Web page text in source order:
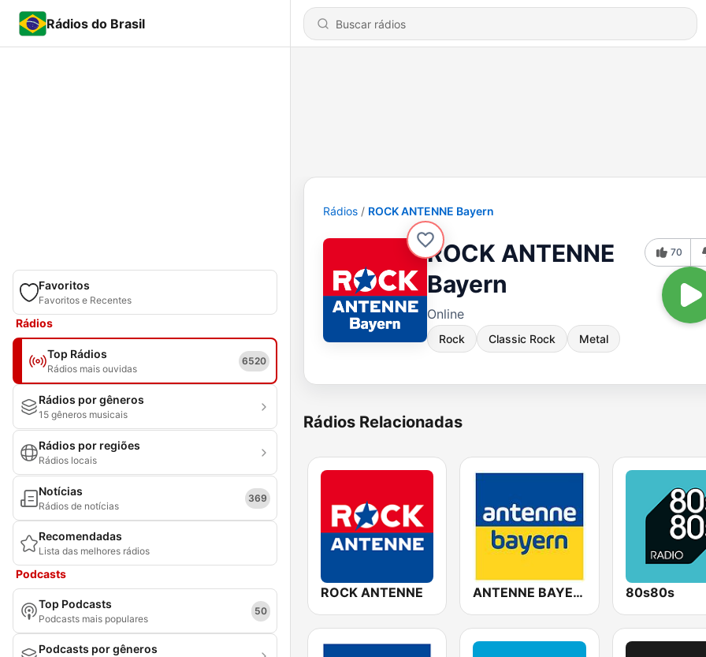
Rádios do Brasil
Favoritos
Favoritos e Recentes
Rádios
Top Rádios
Rádios mais ouvidas
6520
Rádios por gêneros
15 gêneros musicais
Rádios por regiões
Rádios locais
Notícias
Rádios de notícias
369
Recomendadas
Lista das melhores rádios
Podcasts
Top Podcasts
Podcasts mais populares
50
Podcasts por gêneros
Rádios ROCK ANTENNE Bayern
ROCK ANTENNE
Bayern
Online
Rock Classic Rock Metal
70
Rádios Relacionadas
ROCK ANTENNE ANTENNE BAYERN 80s80s